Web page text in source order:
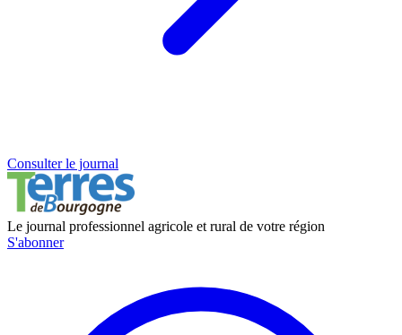
Consulter le journal
Le journal professionnel agricole et rural de votre région
S'abonner